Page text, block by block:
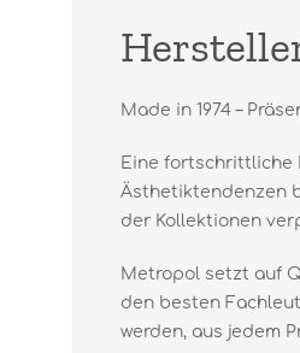
Made in 1974 –
Eine fortschrittliche
Ästhetiktendenzen
der Kollektionen
Metropol setzt auf
den besten
werden, aus jedem